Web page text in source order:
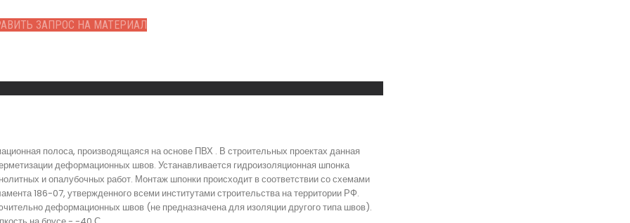
ЗАПРОС НА МАТЕРИАЛ
полоса, производящаяся на основе ПВХ . В строительных проектах данная
деформационных швов. Устанавливается гидроизоляционная шпонка
и опалубочных работ. Монтаж шпонки происходит в соответствии со схемами
186-07, утвержденного всеми институтами строительства на территории РФ.
деформационных швов (не предназначена для изоляции другого типа швов).